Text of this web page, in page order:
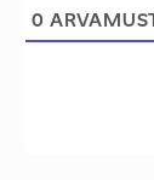
0 ARVAMUST